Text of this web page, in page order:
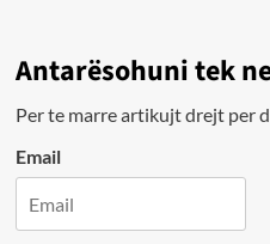
Antarësohuni tek
Per te marre artikujt drejt per
Email